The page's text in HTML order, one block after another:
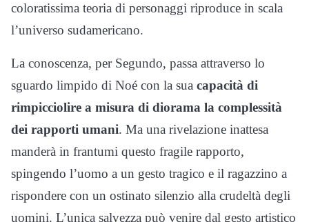
coloratissima teoria di personaggi riproduce in scala
l’universo sudamericano.
La conoscenza, per Segundo, passa attraverso lo
sguardo limpido di Noé con la sua capacità di
rimpicciolire a misura di diorama la complessità
dei rapporti umani. Ma una rivelazione inattesa
manderà in frantumi questo fragile rapporto,
spingendo l’uomo a un gesto tragico e il ragazzino a
rispondere con un ostinato silenzio alla crudeltà degli
uomini. L’unica salvezza può venire dal gesto artistico